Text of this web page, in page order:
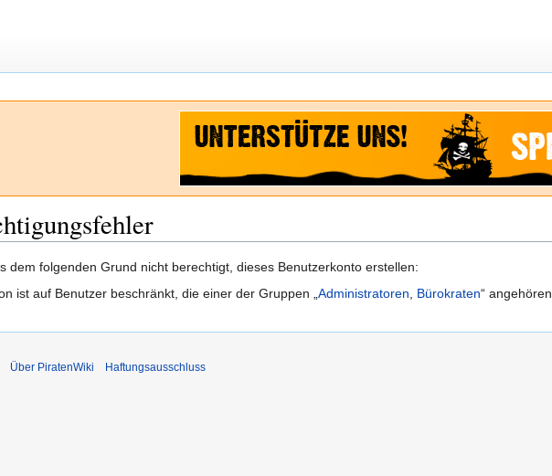
dem folgenden Grund nicht berechtigt, dieses Benutzerkonto erstellen:
ist auf Benutzer beschränkt, die einer der Gruppen „ Administratoren Bürokraten“ angehören.
Über PiratenWiki Haftungsausschluss